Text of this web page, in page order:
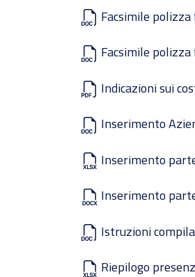
Facsimile
Facsimile
Indicazioni sui
Inserimento
Inserimento
Inserimento
Istruzioni
Riepilogo